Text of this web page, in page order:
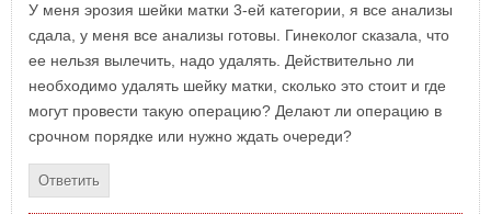
У меня эрозия шейки матки 3-ей категории, я все анализы
сдала, у меня все анализы готовы. Гинеколог сказала, что
ее нельзя вылечить, надо удалять. Действительно ли
необходимо удалять шейку матки, сколько это стоит и где
могут провести такую операцию? Делают ли операцию в
срочном порядке или нужно ждать очереди?
Ответить